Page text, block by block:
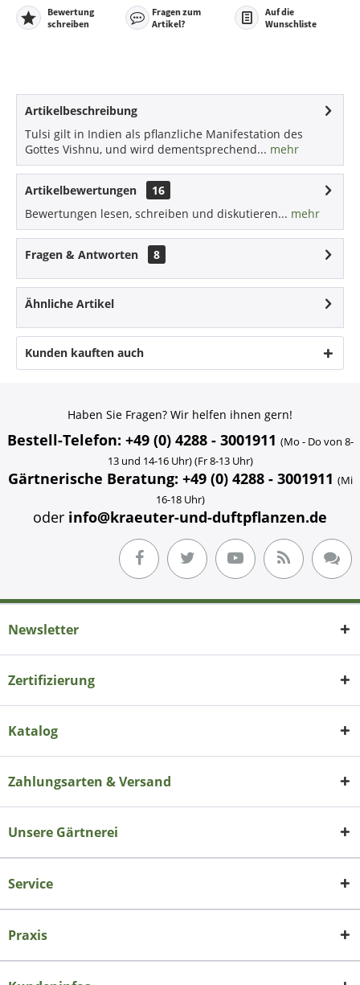
Bewertung
schreiben
Fragen zum
Artikel?
Auf die
Wunschliste
Artikelbeschreibung
Tulsi gilt in Indien als pflanzliche Manifestation des
Gottes Vishnu, und wird dementsprechend... mehr
Artikelbewertungen
16
Bewertungen lesen, schreiben und diskutieren... mehr
Fragen & Antworten 8
Ähnliche Artikel
Kunden kauften auch
Haben Sie Fragen? Wir helfen ihnen gern!
Bestell-Telefon: +49 (0) 4288 - 3001911 (Mo - Do von 8-
13 und 14-16 Uhr) (Fr 8-13 Uhr)
Gärtnerische Beratung: +49 (0) 4288 - 3001911 (Mi
16-18 Uhr)
oder info@kraeuter-und-duftpflanzen.de
Newsletter
Zertifizierung
Katalog
Zahlungsarten & Versand
Unsere Gärtnerei
Service
Praxis